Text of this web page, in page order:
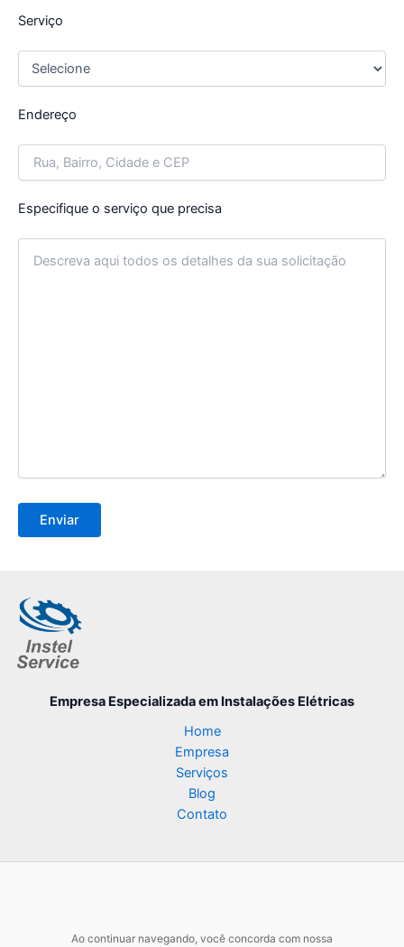
Serviço
Endereço
Especifique o serviço que precisa
Empresa Especializadaem Instalações Elétricas
Home
Empresa
Serviços
Blog
Contato
Ao continuar navegando, você concorda com nossa